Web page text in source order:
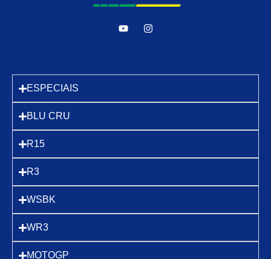
ESPECIAIS
BLU CRU
R15
R3
WSBK
WR3
MOTOGP